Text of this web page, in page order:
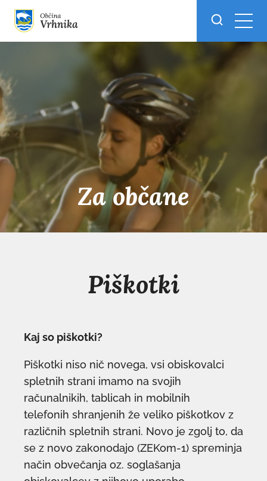
Skoči do osrednje vsebine
Za občane
Piškotki
Kaj so piškotki?
Piškotki niso nič novega, vsi obiskovalci
spletnih strani imamo na svojih
računalnikih, tablicah in mobilnih
telefonih shranjenih že veliko piškotkov z
različnih spletnih strani. Novo je zgolj to, da
se z novo zakonodajo (ZEKom-1) spreminja
način obvečanja oz. soglašanja